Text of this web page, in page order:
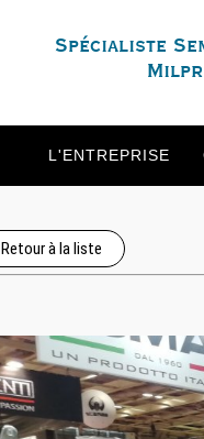
Spécialiste
L'ENTREPRISE
Retour à la liste